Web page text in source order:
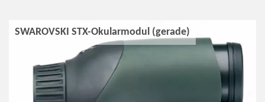
SWAROVSKI STX-Okularmodul (gerade)